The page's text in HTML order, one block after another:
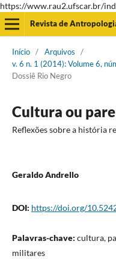
https://www.rau2.ufscar.br/
Revista de
Início / Arquivos
/
v. 6 n. 1 (2014): Volume 6,
Dossiê Rio Negro
Cultura ou
Reflexões sobre a história
Geraldo Andrello
DOI: https://doi.org/
Palavras-chave: cultura,
militares